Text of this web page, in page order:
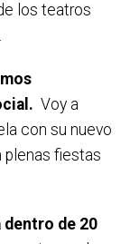
los teatros
Voy a
con su nuevo
plenas fiestas
dentro de 20